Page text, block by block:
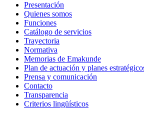
Presentación
Quienes somos
Funciones
Catálogo de servicios
Trayectoria
Normativa
Memorias de Emakunde
Plan de actuación y planes
Prensa y comunicación
Contacto
Transparencia
Criterios lingüísticos